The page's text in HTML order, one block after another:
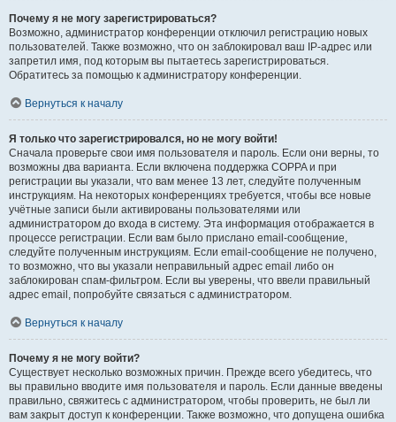
Почему я не могу зарегистрироваться?
Возможно, администратор конференции отключил регистрацию новых
пользователей. Также возможно, что он заблокировал ваш IP-адрес или
запретил имя, под которым вы пытаетесь зарегистрироваться.
Обратитесь за помощью к администратору конференции.
Вернуться к началу
Я только что зарегистрировался, но не могу войти!
Сначала проверьте свои имя пользователя и пароль. Если они верны, то
возможны два варианта. Если включена поддержка COPPA и при
регистрации вы указали, что вам менее 13 лет, следуйте полученным
инструкциям. На некоторых конференциях требуется, чтобы все новые
учётные записи были активированы пользователями или
администратором до входа в систему. Эта информация отображается в
процессе регистрации. Если вам было прислано email-сообщение,
следуйте полученным инструкциям. Если email-сообщение не получено,
то возможно, что вы указали неправильный адрес email либо он
заблокирован спам-фильтром. Если вы уверены, что ввели правильный
адрес email, попробуйте связаться с администратором.
Вернуться к началу
Почему я не могу войти?
Существует несколько возможных причин. Прежде всего убедитесь, что
вы правильно вводите имя пользователя и пароль. Если данные введены
правильно, свяжитесь с администратором, чтобы проверить, не был ли
вам закрыт доступ к конференции. Также возможно, что допущена ошибка